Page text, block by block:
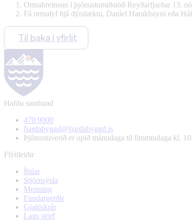
Ormahreinsun í þjónustumiðstöð Reyðarfjarðar 13.
Fá ormalyf hjá dýralækni, Daníel Haraldssyni eða
Til baka í yfirlit
Hafðu samband
470 9000
fjardabyggd@fjardabyggd.is
Þjónustuverið er opið mánudaga til fimmtudaga kl.
Flýtileiðir
Íbúar
Stjórnsýsla
Menning
Fundargerðir
Gjaldskrár
Laus störf